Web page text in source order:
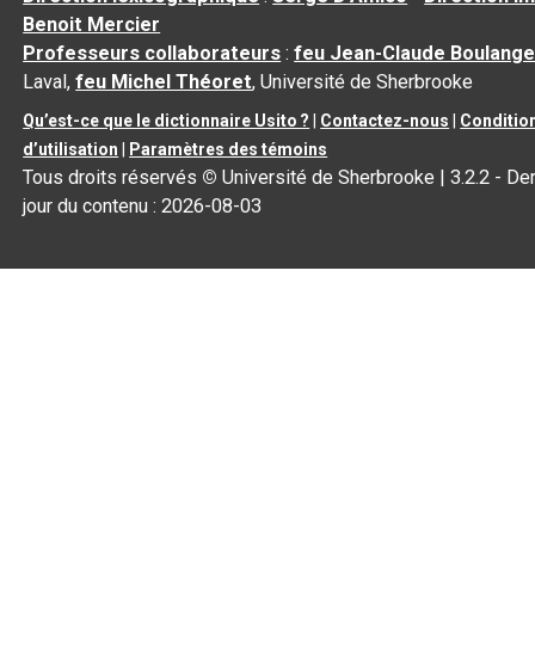
Benoit Mercier
Professeurs collaborateurs :feu Jean-Claude
Laval,feu Michel Théoret, Université de Sherbrooke
Qu’est-ce que le dictionnaire Usito ? Contactez-nous
d’utilisation
Paramètres des témoins
Tous droits réservés © Université de Sherbrooke |3.2.2 -
jour du contenu :2026-08-03